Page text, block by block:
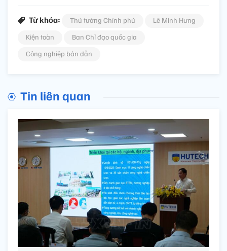
Từ khóa: Thủ tướng Chính phủ
Lê Minh Hưng
Kiện toàn
Ban Chỉ đạo quốc gia
Công nghiệp bán dẫn
Tin liên quan